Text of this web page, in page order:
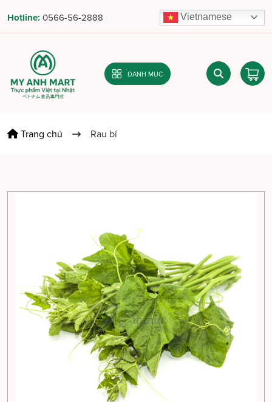
Hotline: 0566-56-2888 Vietnamese
DANH MỤC
Trang chủ Rau bí